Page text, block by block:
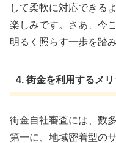
して柔軟に対応できる
楽しみです。さあ、今
明るく照らす一歩を踏
4. 街金を利用するメ
街金自社審査には、数
第一に、地域密着型の